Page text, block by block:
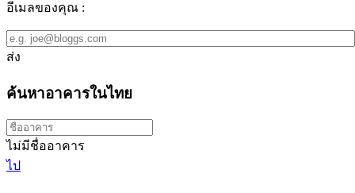
อีเมลของคุณ :
ส่ง
ค้นหาอาคารในไทย
ไม่มีชื่ออาคาร
ไป